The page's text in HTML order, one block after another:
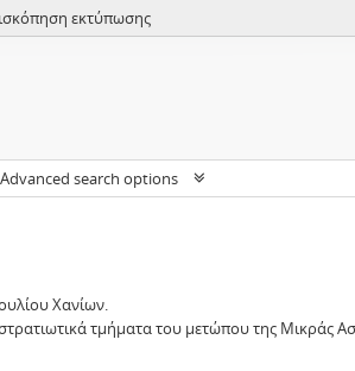
εκτύπωσης
Advanced search options
Χανίων.
τμήματα του μετώπου της Μικράς